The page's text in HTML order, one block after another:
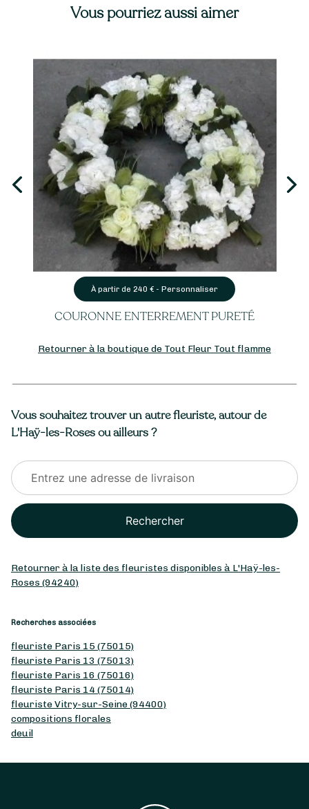
Vous pourriez aussi aimer
À partir de240 € - Personnaliser
COURONNE ENTERREMENT PURETÉ
Retourner à la boutique de Tout Fleur Tout flamme
Vous souhaitez trouver un autre fleuriste, autour de
L'Haÿ-les-Roses ou ailleurs ?
Rechercher
Retourner à la liste des fleuristes disponibles à L'Haÿ-les-
Roses (94240)
Recherches associées
fleuriste Paris 15 (75015)
fleuriste Paris 13 (75013)
fleuriste Paris 16 (75016)
fleuriste Paris 14 (75014)
fleuriste Vitry-sur-Seine (94400)
compositions florales
deuil